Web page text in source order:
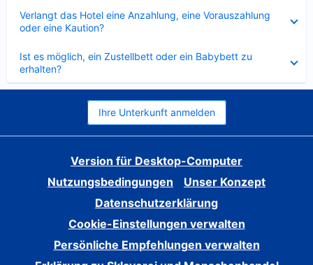
Verlangt das Hotel eine Anzahlung, eine Vorauszahlung
oder eine Kaution?
Ist es möglich, ein Zustellbett oder ein Babybett zu
erhalten?
Ihre Unterkunft anmelden
Version für Desktop-Computer
Nutzungsbedingungen
Unser Konzept
Datenschutzerklärung
Cookie-Einstellungen verwalten
Persönliche Empfehlungen verwalten